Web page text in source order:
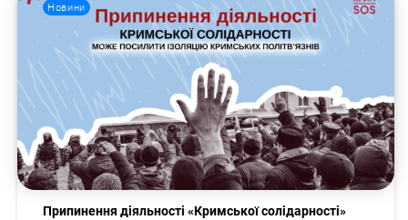
Новини
Припинення діяльності «Кримської солідарності»